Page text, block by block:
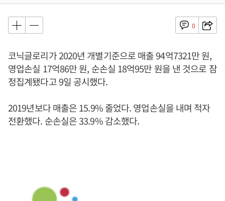
0
코닉글로리가 2020년 개별기준으로 매출 94억7321만 원,
영업손실 17억86만 원, 순손실 18억95만 원을 낸 것으로 잠
정집계됐다고 9일 공시했다.
2019년보다 매출은 15.9% 줄었다. 영업손실을 내며 적자
전환했다. 순손실은 33.9% 감소했다.